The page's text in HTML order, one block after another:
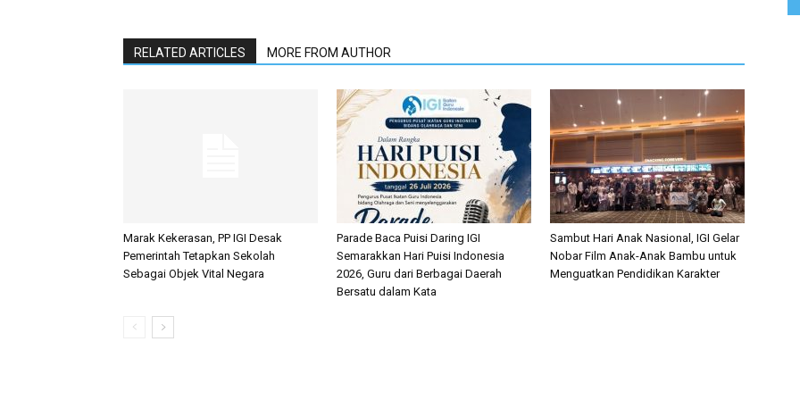
RELATED ARTICLES MORE FROM AUTHOR
Marak Kekerasan, PP IGI Desak
Pemerintah Tetapkan Sekolah
Sebagai Objek Vital Negara
Parade Baca Puisi Daring IGI
Semarakkan Hari Puisi Indonesia
2026, Guru dari Berbagai Daerah
Bersatu dalam Kata
Sambut Hari Anak Nasional, IGI Gelar
Nobar Film Anak-Anak Bambu untuk
Menguatkan Pendidikan Karakter